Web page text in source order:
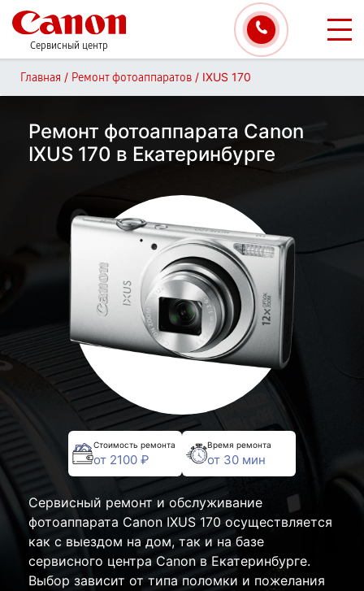
Сервисный центр
Главная / Ремонт фотоаппаратов / IXUS 170
Ремонт фотоаппарата Canon
IXUS 170 в Екатеринбурге
Стоимость ремонта
от 2100 ₽
Время ремонта
от 30 мин
Сервисный ремонт и обслуживание
фотоаппарата Canon IXUS 170 осуществляется
как с выездом на дом, так и на базе
сервисного центра Canon в Екатеринбурге.
Выбор зависит от типа поломки и пожелания